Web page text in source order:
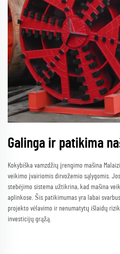
Galinga ir patikima
Kokybiška vamzdžių įrengimo mašina
veikimo įvairiomis dirvožemio sąlygomis.
stebėjimo sistema užtikrina, kad mašina
aplinkose. Šis patikimumas yra labai
projekto vėlavimo ir nenumatytų išlaidų
investicijų grąžą.